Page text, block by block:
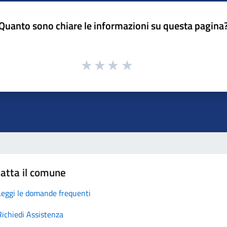
sono chiare le informazioni su questa
il comune
le domande frequenti
Assistenza